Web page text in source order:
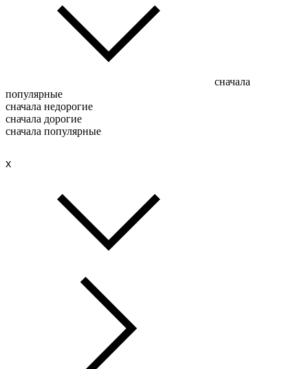
сначала
популярные
сначала недорогие
сначала дорогие
сначала популярные
x